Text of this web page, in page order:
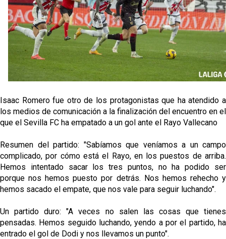
Sow muy cerca de cerrar su traspaso al Genoa
Oso es el siguiente en la lista para salir
El Sevilla FC oficializa la cesión de Rafa Mir al Aris
de Salónica
Juanlu se marcha traspasado al Bournemouth
Isaac Romero fue otro de los protagonistas que ha atendido a
los medios de comunicación a la finalización del encuentro en el
que el Sevilla FC ha empatado a un gol ante el Rayo Vallecano
Resumen del partido: "Sabíamos que veníamos a un campo
complicado, por cómo está el Rayo, en los puestos de arriba.
Hemos intentado sacar los tres puntos, no ha podido ser
porque nos hemos puesto por detrás. Nos hemos rehecho y
hemos sacado el empate, que nos vale para seguir luchando".
Un partido duro: "A veces no salen las cosas que tienes
pensadas. Hemos seguido luchando, yendo a por el partido, ha
entrado el gol de Dodi y nos llevamos un punto".